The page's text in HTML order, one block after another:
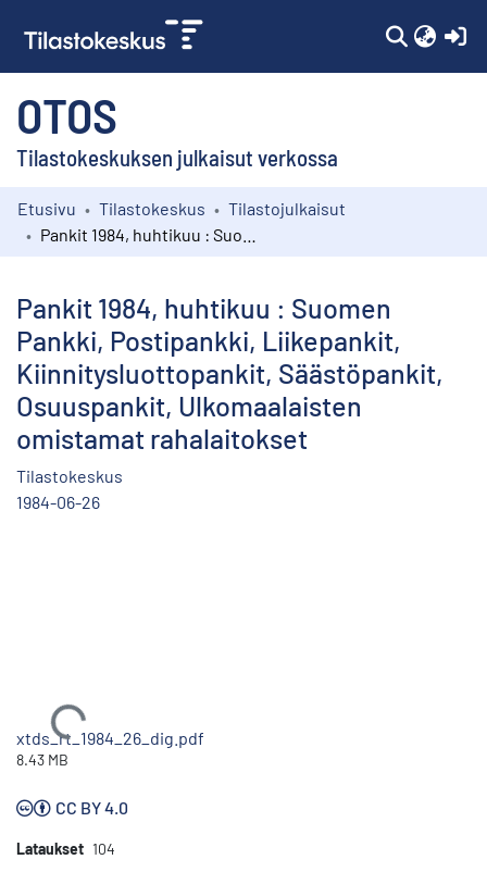
OTOS
Tilastokeskuksen julkaisut verkossa
Kokoelmat
Etusivu Tilastokeskus
Tilastojulkaisut
Pankit 1984, huhtikuu : Suomen
Pankki, Postipankki, Liikepankit,
Kiinnitysluottopankit, Säästöpankit,
Osuuspankit, Ulkomaalaisten
omistamat rahalaitokset
Tilastokeskus
1984-06-26
Ladataan...
xtds_rt_1984_26_dig.pdf
8.43 MB
CC BY 4.0
Lataukset 104